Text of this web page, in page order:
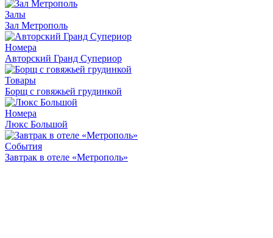
Залы
Зал Метрополь
Номера
Авторский Гранд Супериор
Товары
Борщ с говяжьей грудинкой
Номера
Люкс Большой
События
Завтрак в отеле «Метрополь»